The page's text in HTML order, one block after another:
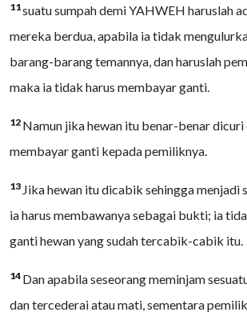
11suatu sumpah demi YAHWEH haruslah
mereka berdua, apabila ia tidak
barang-barang temannya, dan haruslah
maka ia tidak harus membayar ganti.
12 Namun jika hewan itu benar-benar dicuri
membayar ganti kepada pemiliknya.
13 Jika hewan itu dicabik sehingga menjadi
ia harus membawanya sebagai bukti; ia
ganti hewan yang sudah tercabik-cabik itu.
14 Dan apabila seseorang meminjam
dan tercederai atau mati, sementara